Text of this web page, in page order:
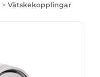
> Vätskekopplingar